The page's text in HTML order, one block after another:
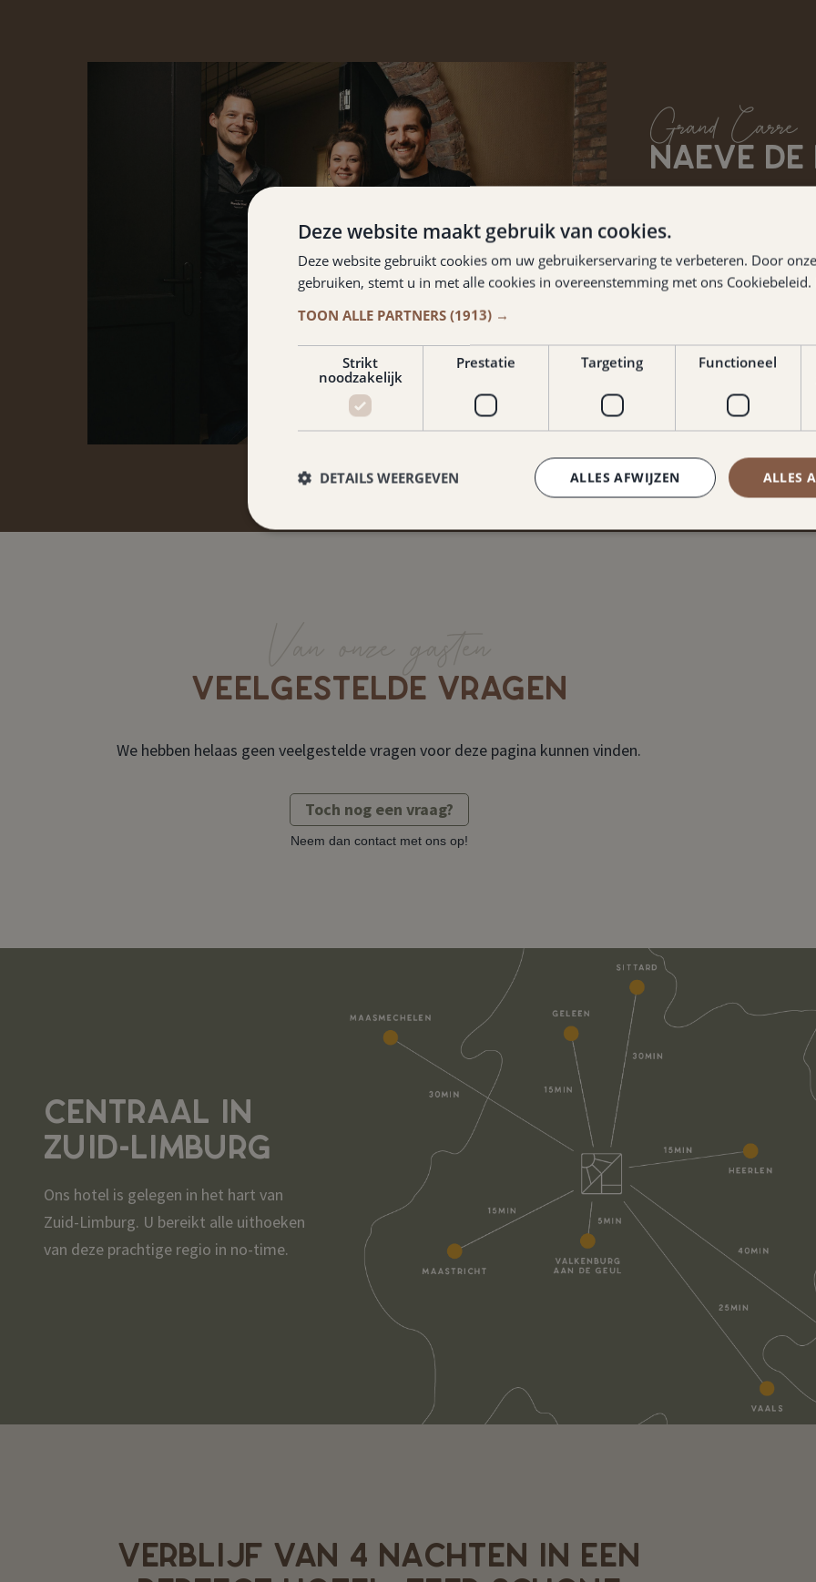
Grand Carré
NAEVE DE
Grand Café Naeve de
gelegen in hetzelfde
horecagelegenheid
en ervaren
Lees meer over
VEELGESTELDE VRAGEN
We hebben helaas geen veelgestelde vragen voor deze pagina kunnen vinden.
Toch nog een vraag?
Neem dan contact met ons op!
CENTRAAL IN
ZUID-LIMBURG
Ons hotel is gelegen in het hart van
Zuid-Limburg. U bereikt alle uithoeken
van deze prachtige regio in no-time.
VERBLIJF VAN 4 NACHTEN IN EEN
Deze website maakt gebruik van cookies.
Deze website gebruikt cookies om uw gebruikerservaring te verbeteren. Door
gebruiken, stemt u in met alle cookies in overeenstemming met ons Cookiebeleid.
TOON ALLE PARTNERS (1913) →
Strikt
noodzakelijk
Prestatie Targeting Functioneel
ALLES
ALLES AFWIJZEN
DETAILS WEERGEVEN